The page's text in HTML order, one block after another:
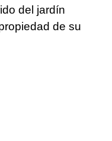
del jardín
de su